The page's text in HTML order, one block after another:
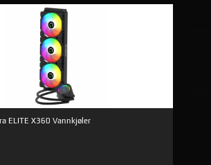
ELITE X360 Vannkjøler